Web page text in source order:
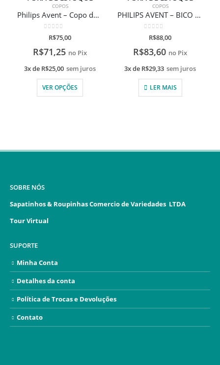
COPOS
Philips Avent – Copo de Treinamento – 260Ml – Easy com gravação a laser
de 5
R$75,00
R$71,25 no Pix
3x de R$25,00 sem juros
VER OPÇÕES
COPOS
PHILIPS AVENT – BICO RÍGIDO ANTI-VAZAMENTO PINGUIM – 340ML
de 5
R$88,00
R$83,60 no Pix
3x de R$29,33 sem juros
LER MAIS
SOBRE NÓS
Sapatinhos & Roupinhas Comercio de Variedades LTDA
Tour Virtual
SUPORTE
Minha Conta
Detalhes da conta
Política de Trocas e Devoluções
Contato